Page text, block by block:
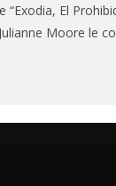
“Exodia, El
Moore le